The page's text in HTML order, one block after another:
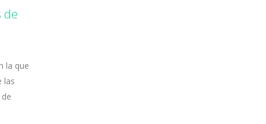
de
la que
las